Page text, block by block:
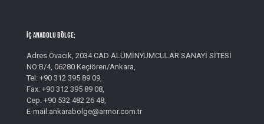
İç Anadolu Bölge;
Adres Ovacık, 2034 CAD ALÜMİNYUMCULAR SANAYİ SİTESİ
NO:B/4, 06280 Keçiören/Ankara,
Tel: +90 312 395 89 09,
Fax: +90 312 395 89 08,
Cep: +90 532 482 26 48,
E-mail:ankarabolge@armor.com.tr